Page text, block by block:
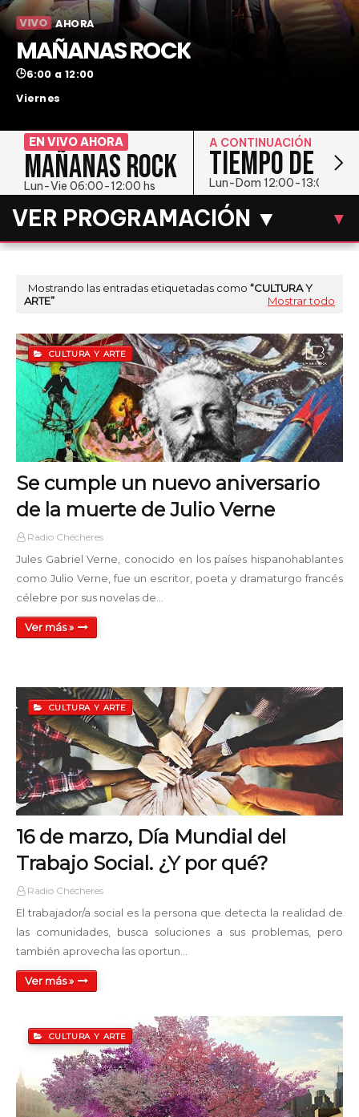
VIVO AHORA
MAÑANAS ROCK
🕒6:00 a 12:00
Viernes
EN VIVO AHORA
MAÑANAS ROCK
Lun-Vie 06:00-12:00 hs
A CONTINUACIÓN
TIEMPO DE
Lun-Dom 12:00-13:00 hs
VER PROGRAMACIÓN ▼ ▼
Noche Clásica
00:00 - 05:00
Tiempo de Jazz AM
05:00 - 06:00
Mañanas y Rock EN VIVO
06:00 - 12:00
Tiempo de Jazz PM
12:00 - 13:00
Es Viernes
13:00 - 18:00
La Cueva del Rock
19:00 - 22:00
Disco Mix Club
22:00 - 24:00
Mostrando las entradas etiquetadas como
CULTURA Y
ARTE
Mostrar todo
CULTURA Y ARTE
Se cumple un nuevo aniversario
de la muerte de Julio Verne
Radio Chécheres
Jules Gabriel Verne, conocido en los países hispanohablantes
como Julio Verne, fue un escritor, poeta y dramaturgo francés
célebre por sus novelas de…
Ver más »
CULTURA Y ARTE
16 de marzo, Día Mundial del
Trabajo Social. ¿Y por qué?
Radio Chécheres
El trabajador/a social es la persona que detecta la realidad de
las comunidades, busca soluciones a sus problemas, pero
también aprovecha las oportun…
Ver más »
CULTURA Y ARTE